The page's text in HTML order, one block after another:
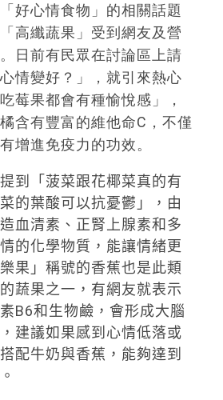
好心情食物」的相關話題
高纖蔬果」受到網友及營
日前有民眾在討論區上請
情變好？」，就引來熱心
莓果都會有種愉悅感」，
含有豐富的維他命C，不僅
增進免疫力的功效。
到「菠菜跟花椰菜真的有
的葉酸可以抗憂鬱」，由
血清素、正腎上腺素和多
的化學物質，能讓情緒更
果」稱號的香蕉也是此類
蔬果之一，有網友就表示
B6和生物鹼，會形成大腦
建議如果感到心情低落或
配牛奶與香蕉，能夠達到